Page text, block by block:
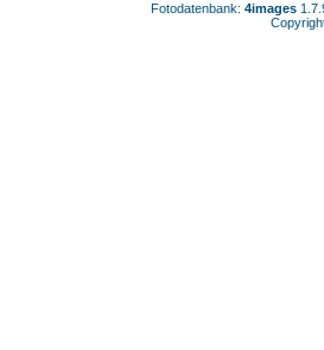
Fotodatenbank: 4images